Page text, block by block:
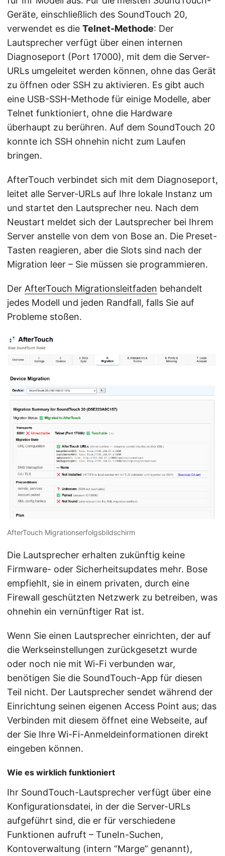
Geräte, einschließlich des SoundTouch 20,
verwendet es die Telnet-Methode: Der
Lautsprecher verfügt über einen internen
Diagnoseport (Port 17000), mit dem die Server-
URLs umgeleitet werden können, ohne das Gerät
zu öffnen oder SSH zu aktivieren. Es gibt auch
eine USB-SSH-Methode für einige Modelle, aber
Telnet funktioniert, ohne die Hardware
überhaupt zu berühren. Auf dem SoundTouch 20
konnte ich SSH ohnehin nicht zum Laufen
bringen.
AfterTouch verbindet sich mit dem Diagnoseport,
leitet alle Server-URLs auf Ihre lokale Instanz um
und startet den Lautsprecher neu. Nach dem
Neustart meldet sich der Lautsprecher bei Ihrem
Server anstelle von dem von Bose an. Die Preset-
Tasten reagieren, aber die Slots sind nach der
Migration leer – Sie müssen sie programmieren.
Der AfterTouch Migrationsleitfaden behandelt
jedes Modell und jeden Randfall, falls Sie auf
Probleme stoßen.
AfterTouch Migrationserfolgsbildschirm
Die Lautsprecher erhalten zukünftig keine
Firmware- oder Sicherheitsupdates mehr. Bose
empfiehlt, sie in einem privaten, durch eine
Firewall geschützten Netzwerk zu betreiben, was
ohnehin ein vernünftiger Rat ist.
Wenn Sie einen Lautsprecher einrichten, der auf
die Werkseinstellungen zurückgesetzt wurde
oder noch nie mit Wi-Fi verbunden war,
benötigen Sie die SoundTouch-App für diesen
Teil nicht. Der Lautsprecher sendet während der
Einrichtung seinen eigenen Access Point aus; das
Verbinden mit diesem öffnet eine Webseite, auf
der Sie Ihre Wi-Fi-Anmeldeinformationen direkt
eingeben können.
Wie es wirklich funktioniert
Ihr SoundTouch-Lautsprecher verfügt über eine
Konfigurationsdatei, in der die Server-URLs
aufgeführt sind, die er für verschiedene
Funktionen aufruft – TuneIn-Suchen,
Kontoverwaltung (intern “Marge” genannt),